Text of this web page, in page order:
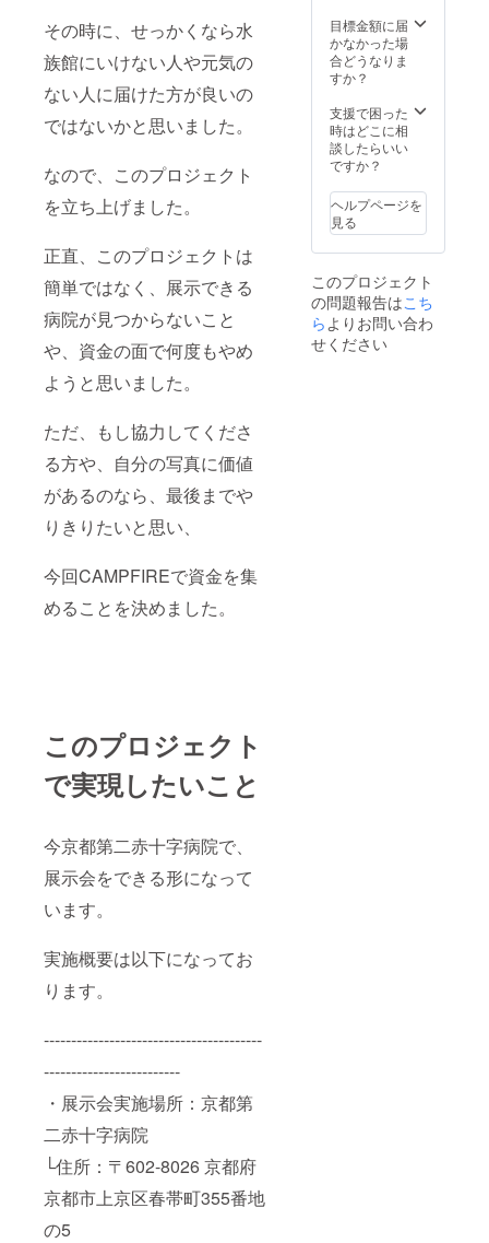
その時に、せっかくなら水
族館にいけない人や元気の
ない人に届けた方が良いの
ではないかと思いました。
なので、このプロジェクト
を立ち上げました。
正直、このプロジェクトは
簡単ではなく、展示できる
病院が見つからないこと
や、資金の面で何度もやめ
ようと思いました。
ただ、もし協力してくださ
る方や、自分の写真に価値
があるのなら、最後までや
りきりたいと思い、
今回CAMPFIREで資金を集
めることを決めました。
このプロジェクト
で実現したいこと
今京都第二赤十字病院で、
展示会をできる形になって
います。
実施概要は以下になってお
ります。
----------------------------------------
-------------------------
・展示会実施場所：京都第
二赤十字病院
└住所：〒602-8026 京都府
京都市上京区春帯町355番地
の5
目標金額に届
かなかった場
合どうなりま
すか？
支援で困った
時はどこに相
談したらいい
ですか？
ヘルプページを
見る
このプロジェクト
の問題報告はこち
ら よりお問い合わ
せください